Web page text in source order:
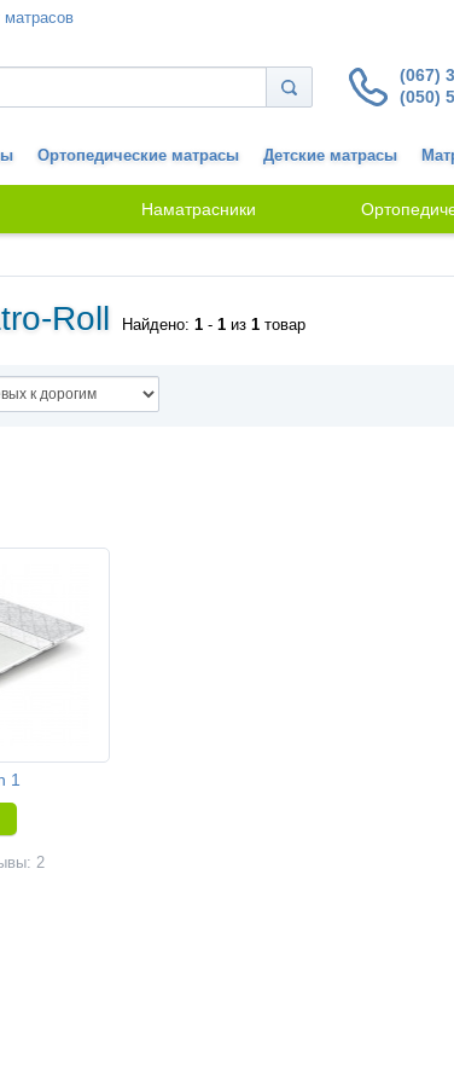
матрасов
(067)
(050)
Ортопедические матрасы Детские матрасы
Наматрасники
Roll Найдено: 1 - 1 из 1 товар
1
2